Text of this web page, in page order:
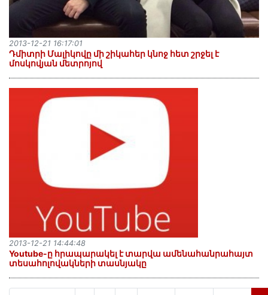
Դմիտրի Մալիկովը մի շիկահեր կնոջ հետ շրջել է
մոսկովյան մետրոյով
2013-12-21 16:17:01
Youtube-ը հրապարակել է տարվա ամենահանրահայտ
տեսահոլովակների տասնյակը
2013-12-21 14:44:48